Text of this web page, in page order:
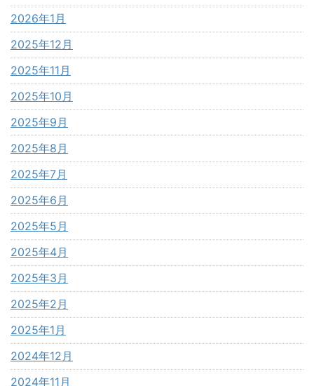
2026年1月
2025年12月
2025年11月
2025年10月
2025年9月
2025年8月
2025年7月
2025年6月
2025年5月
2025年4月
2025年3月
2025年2月
2025年1月
2024年12月
2024年11月